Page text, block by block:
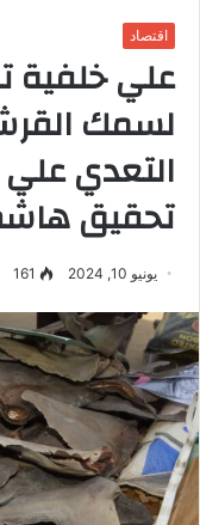
اقتصاد
علي خلفية
لسمك
التعدي
تحقيق
يونيو 10, 2024 161